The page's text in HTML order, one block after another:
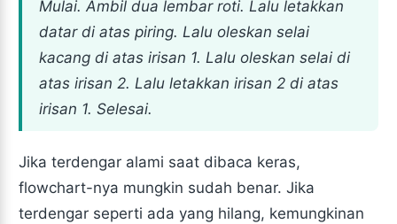
Mulai. Ambil dua lembar roti. Lalu letakkan
datar di atas piring. Lalu oleskan selai
kacang di atas irisan 1. Lalu oleskan selai di
atas irisan 2. Lalu letakkan irisan 2 di atas
irisan 1. Selesai.
Jika terdengar alami saat dibaca keras,
flowchart-nya mungkin sudah benar. Jika
terdengar seperti ada yang hilang, kemungkinan